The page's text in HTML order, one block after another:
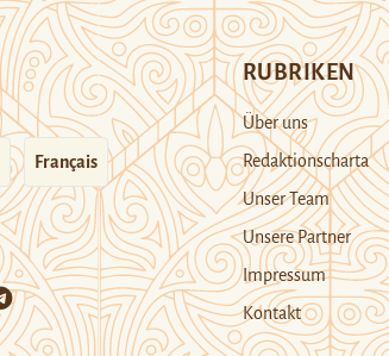
Français
RUBRIKEN
Über uns
Redaktionscharta
Unser Team
Unsere Partner
Impressum
Kontakt